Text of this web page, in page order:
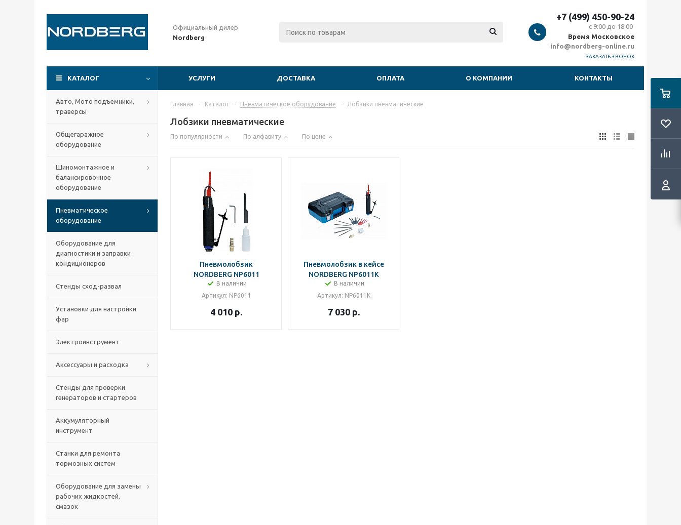
Официальный дилер
Nordberg
+7 (499) 450-90-24
с 9:00 до 18:00
Время Московское
info@nordberg-online.ru
ЗАКАЗАТЬ ЗВОНОК
КАТАЛОГ УСЛУГИ ДОСТАВКА ОПЛАТА О КОМПАНИИ КОНТАКТЫ
Авто, Мото подъемники,
траверсы
Общегаражное
оборудование
Шиномонтажное и
балансировочное
оборудование
Пневматическое
оборудование
Оборудование для
диагностики и заправки
кондиционеров
Стенды сход-развал
Установки для настройки
фар
Электроинструмент
Аксессуары и расходка
Стенды для проверки
генераторов и стартеров
Аккумуляторный
инструмент
Станки для ремонта
тормозных систем
Оборудование для замены
рабочих жидкостей,
смазок
Главная - Каталог - Пневматическое оборудование - Лобзики пневматические
Лобзики пневматические
По популярности По алфавиту По цене
Пневмолобзик
NORDBERG NP6011
В наличии
Артикул: NP6011
4 010 р.
Пневмолобзик в кейсе
NORDBERG NP6011K
В наличии
Артикул: NP6011K
7 030 р.